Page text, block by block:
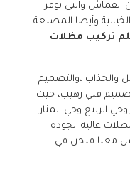
القماش والتي توفر
وأيضا المصنعة
تركيب مظلات
والجذاب ،والتصميم
تصميم فني رهيب، حيث
الربيع وحي المنار
عالية الجودة
معنا فنحن في